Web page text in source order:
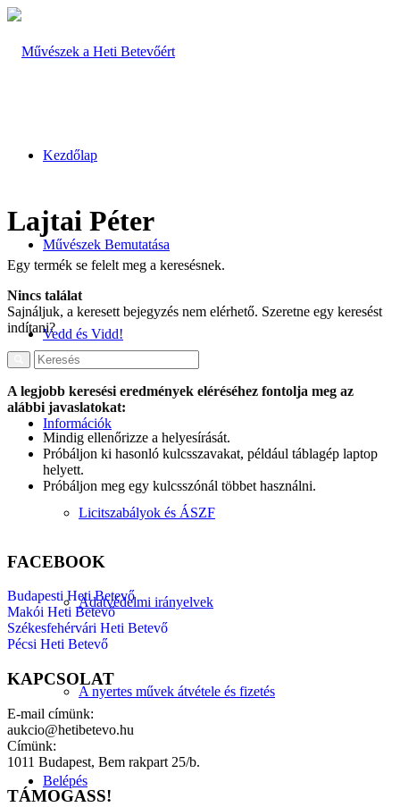
Kezdőlap
Művészek Bemutatása
Vedd és Vidd!
Információk
Licitszabályok és ÁSZF
Adatvédelmi irányelvek
A nyertes művek átvétele és fizetés
Belépés
Lajtai Péter
Egy termék se felelt meg a keresésnek.
Nincs találat
Sajnáljuk, a keresett bejegyzés nem elérhető. Szeretne egy keresést
indítani?
A legjobb keresési eredmények eléréséhez fontolja meg az
alábbi javaslatokat:
Mindig ellenőrizze a helyesírását.
Próbáljon ki hasonló kulcsszavakat, például táblagép laptop
helyett.
Próbáljon meg egy kulcsszónál többet használni.
FACEBOOK
Budapesti Heti Betevő
Makói Heti Betevő
Székesfehérvári Heti Betevő
Pécsi Heti Betevő
KAPCSOLAT
E-mail címünk:
aukcio@hetibetevo.hu
Címünk:
1011 Budapest, Bem rakpart 25/b.
TÁMOGASS!